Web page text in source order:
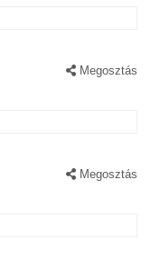
Megosztás
Megosztás